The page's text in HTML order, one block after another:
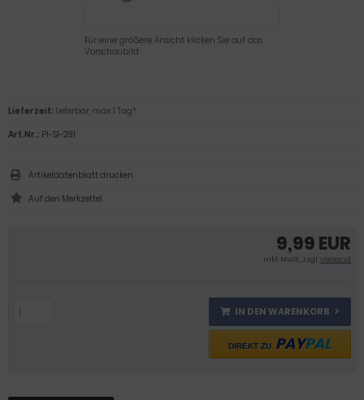
Für eine größere Ansicht klicken Sie auf das
Vorschaubild
9,99 EUR
inkl .MwSt., zzgl.Versand
IN DEN WARENKORB
DIREKT ZU PAYPAL
Lieferzeit: lieferbar, max. 1 Tag*
Art.Nr.: PI-SI-291
Artikeldatenblatt drucken